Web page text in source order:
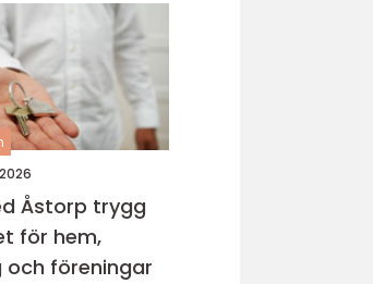
trygg
för hem,
föreningar